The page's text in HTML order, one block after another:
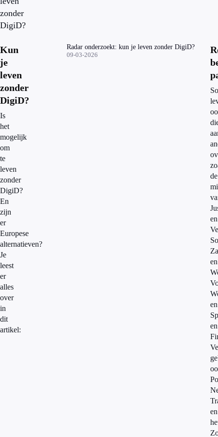
zonder
DigiD?
Kun
je
leven
zonder
DigiD?
Is
het
mogelijk
om
te
leven
zonder
DigiD?
En
zijn
er
Europese
alternatieven?
Je
leest
er
alles
over
in
dit
artikel:
Radar onderzoekt: kun je leven zonder DigiD?
09-03-2026
de
en
en
en
en
en